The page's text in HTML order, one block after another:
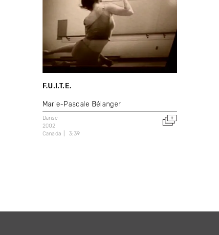
F.U.I.T.E.
Marie-Pascale Bélanger
Danse
2002
Canada
3:39